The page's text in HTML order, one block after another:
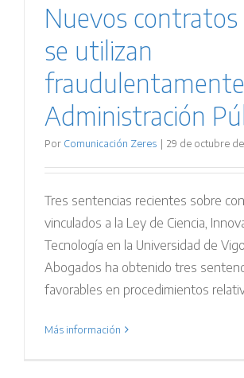
Nuevos contratos
se utilizan
Administración
Por Comunicación Zeres | 29 de octubre
Tres sentencias recientes sobre
vinculados a la Ley de Ciencia,
Tecnología en la Universidad de
Abogados ha obtenido tres
favorables en procedimientos
Más información